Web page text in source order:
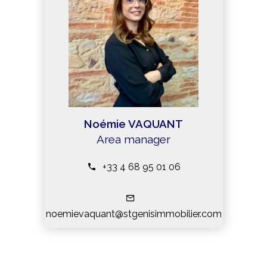
Noémie VAQUANT
Area manager
+33 4 68 95 01 06
noemievaquant@stgenisimmobilier.com